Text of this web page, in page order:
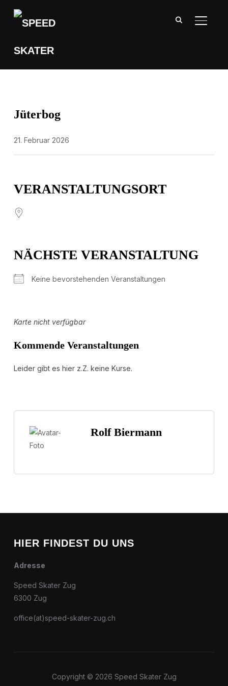
Jüterbog
21. Februar 2026
VERANSTALTUNGSORT
NÄCHSTE VERANSTALTUNG
Keine bevorstehenden Veranstaltungen
Karte nicht verfügbar
Kommende Veranstaltungen
Leider gibt es hier z.Z. keine Kurse.
Rolf Biermann
HIER FINDEST DU UNS
Adresse
Speed Skater Zug
6300 Zug
office(at)speed-skater-zug.ch
Copyright © 2026 Speed Skater Zug